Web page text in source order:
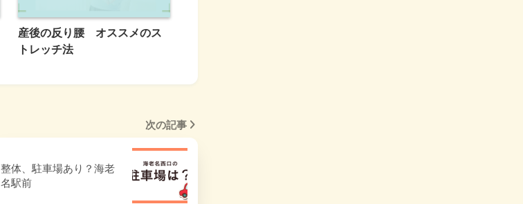
産後の反り腰 オススメのス
トレッチ法
次の記事
整体、駐車場あり？海老
名駅前